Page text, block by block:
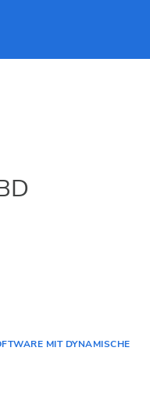
MIT DYNAMISCHE